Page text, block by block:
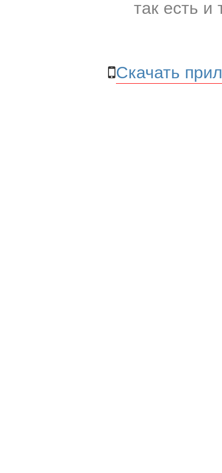
так есть и
Скачать